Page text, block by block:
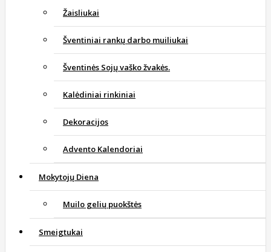
Žaisliukai
Šventiniai rankų darbo muiliukai
Šventinės Sojų vaško žvakės.
Kalėdiniai rinkiniai
Dekoracijos
Advento Kalendoriai
Mokytojų Diena
Muilo gelių puokštės
Smeigtukai